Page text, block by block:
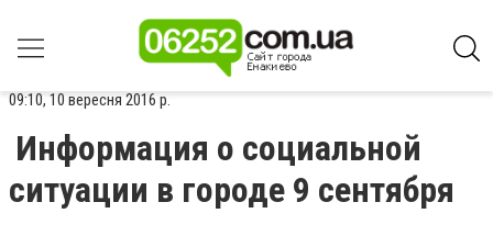
09:10, 10 вересня 2016 р.
Информация о социальной
ситуации в городе 9 сентября